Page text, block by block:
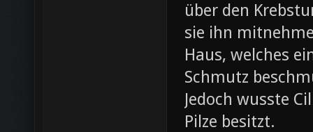
über den
sie ihn
Haus, welches
Schmutz
Jedoch wusste
Pilze besitzt.